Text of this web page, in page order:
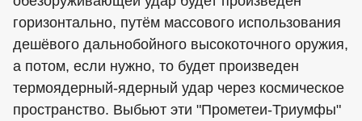
горизонтально, путём массового использования
дешёвого дальнобойного высокоточного оружия,
а потом, если нужно, то будет произведен
термоядерный-ядерный удар через космическое
пространство. Выбьют эти "Прометеи-Триумфы"